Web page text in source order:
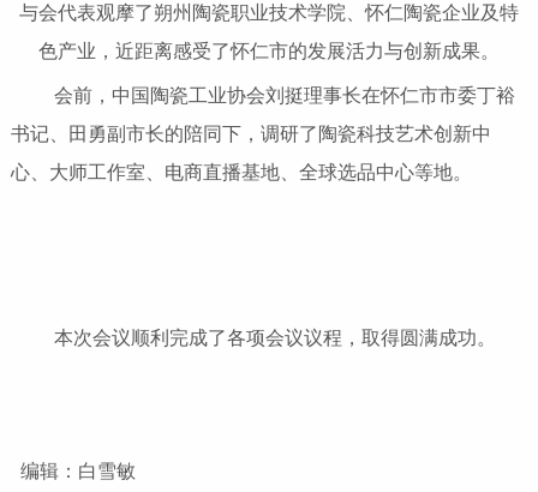
与会代表观摩了朔州陶瓷职业技术学院、怀仁陶瓷企业及特
色产业，近距离感受了怀仁市的发展活力与创新成果。
会前，中国陶瓷工业协会刘挺理事长在怀仁市市委丁裕
书记、田勇副市长的陪同下，调研了陶瓷科技艺术创新中
心、大师工作室、电商直播基地、全球选品中心等地。
本次会议顺利完成了各项会议议程，取得圆满成功。
编辑：白雪敏